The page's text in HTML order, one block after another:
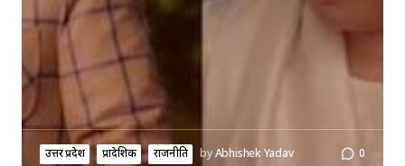
उत्तर प्रदेश प्रादेशिक राजनीति byAbhishek Yadav 0